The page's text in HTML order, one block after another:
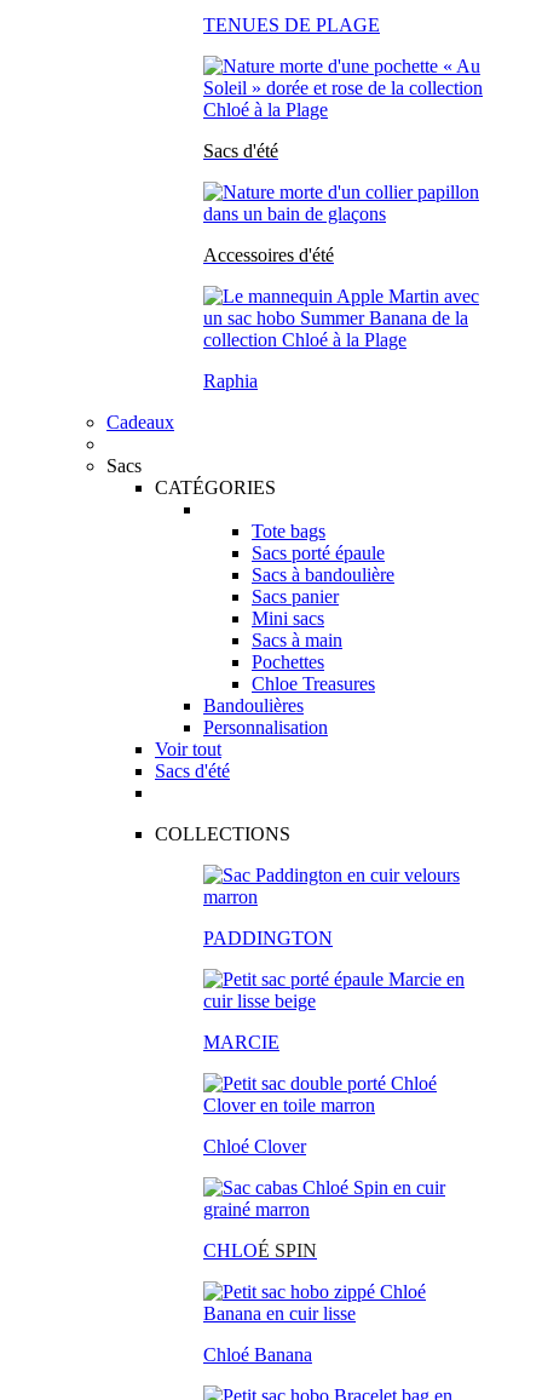
TENUES DE PLAGE
Sacs d'été
Accessoires d'été
Raphia
Cadeaux
Sacs
CATÉGORIES
Tote bags
Sacs porté épaule
Sacs à bandoulière
Sacs panier
Mini sacs
Sacs à main
Pochettes
Chloe Treasures
Bandoulières
Personnalisation
Voir tout
Sacs d'été
COLLECTIONS
PADDINGTON
MARCIE
Chloé Clover
CHLOÉ SPIN
Chloé Banana